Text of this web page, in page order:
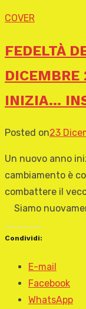
COVER
FEDELTÀ
DICEMBRE
INIZIA…
Posted on23
Un nuovo anno
cambiamento è
combattere il
Siamo
Condividi:
E-mail
Facebook
WhatsApp